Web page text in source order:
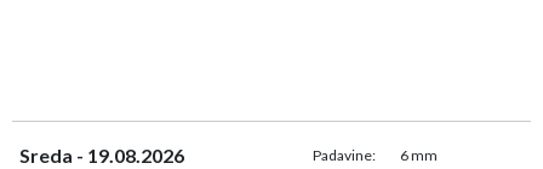
Sreda - 19.08.2026 Padavine: 6 mm